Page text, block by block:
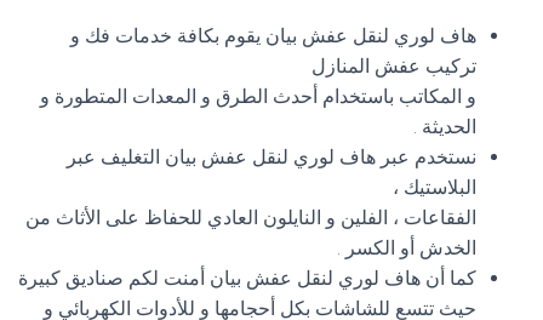
هاف لوري لنقل عفش بيان يقوم بكافة خدمات فك و
تركيب عفش المنازل
و المكاتب باستخدام أحدث الطرق و المعدات المتطورة و
الحديثة .
نستخدم عبر هاف لوري لنقل عفش بيان التغليف عبر
البلاستيك ،
الفقاعات ، الفلين و النايلون العادي للحفاظ على الأثاث من
الخدش أو الكسر .
كما أن هاف لوري لنقل عفش بيان أمنت لكم صناديق كبيرة
حيث تتسع للشاشات بكل أحجامها و للأدوات الكهربائي و